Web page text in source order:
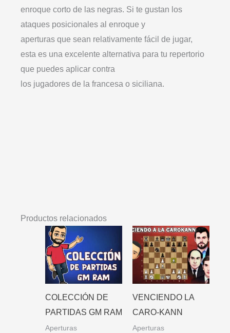
enroque corto de las negras. Si te gustan los
ataques posicionales al enroque y
aperturas que sean relativamente fácil de jugar,
esta es una excelente alternativa para tu repertorio
que puedes aplicar contra
los jugadores de la francesa o siciliana.
Productos relacionados
COLECCIÓN DE
PARTIDAS GM RAM
Aperturas
VENCIENDO LA
CARO-KANN
Aperturas